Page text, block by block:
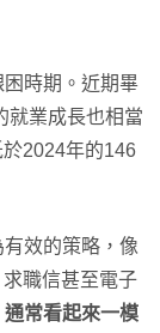
時期。近期畢
就業成長也相當
2024年的146
效的策略，像
職信甚至電子
常看起來一模